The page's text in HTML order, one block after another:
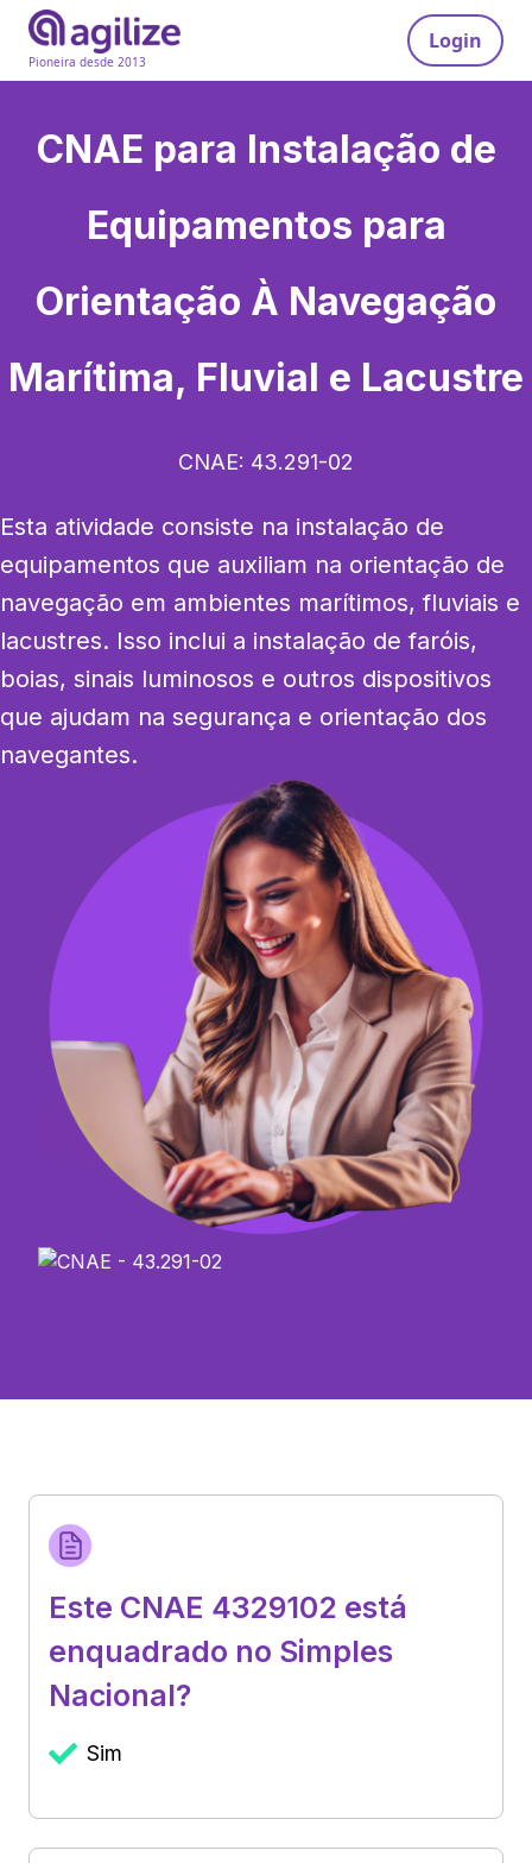
Pioneira desde 2013
Login
CNAE para Instalação de
Equipamentos para
Orientação À Navegação
Marítima, Fluvial e Lacustre
CNAE: 43.291-02
Esta atividade consiste na instalação de
equipamentos que auxiliam na orientação de
navegação em ambientes marítimos, fluviais e
lacustres. Isso inclui a instalação de faróis,
boias, sinais luminosos e outros dispositivos
que ajudam na segurança e orientação dos
navegantes.
Este CNAE 4329102 está
enquadrado no Simples
Nacional?
Sim